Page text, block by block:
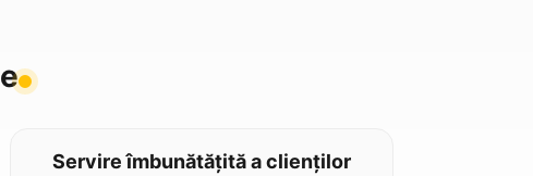
Servire îmbunătățită a clienților